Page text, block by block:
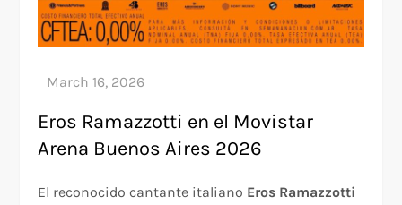
Eros Ramazzotti en el Movistar
Arena Buenos Aires 2026
El reconocido cantante italiano Eros Ramazzotti